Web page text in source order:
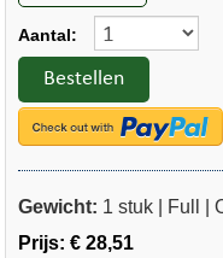
Aantal:
Bestellen
Gewicht: 1 stuk | Full |
Prijs: € 28,51